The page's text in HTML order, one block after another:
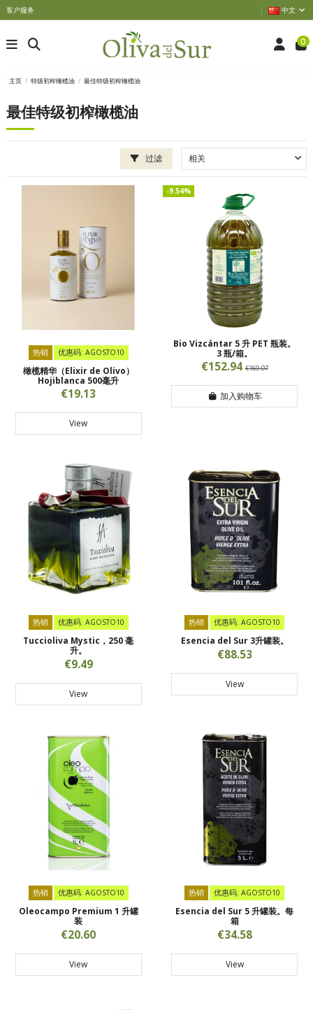
客户服务 中文
0
主页 特级初榨橄榄油 最佳特级初榨橄榄油
最佳特级初榨橄榄油
过滤
热销 优惠码: AGOSTO10
橄榄精华（Elixir de Olivo）
Hojiblanca 500毫升
€19.13
View
-9.54%
Bio Vizcántar 5 升 PET 瓶装。
3 瓶/箱。
€152.94€169.07
加入购物车
热销 优惠码: AGOSTO10
Tuccioliva Mystic，250 毫
升。
€9.49
View
热销 优惠码: AGOSTO10
Esencia del Sur 3升罐装。
€88.53
View
热销 优惠码: AGOSTO10
Oleocampo Premium 1 升罐
装
€20.60
View
热销 优惠码: AGOSTO10
Esencia del Sur 5 升罐装。每
箱
€34.58
View